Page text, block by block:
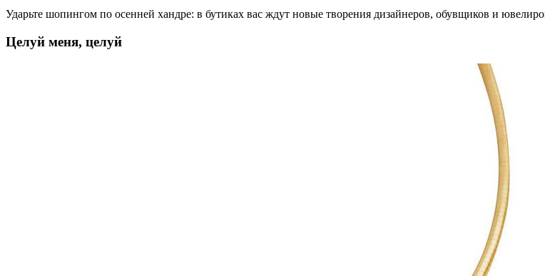
Ударьте шо­пин­гом по осен­ней хандре: в бу­ти­ках вас ждут но­вые тво­ре­ния ди­зай­не­ров, обув­щи­ков и
Целуй меня, целуй